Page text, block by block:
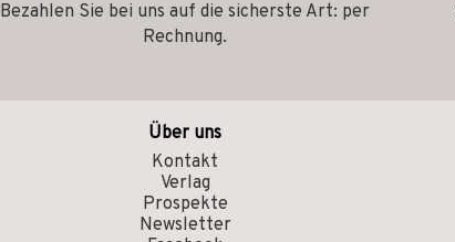
Bezahlen Sie bei uns auf die sicherste Art: per
Rechnung.
Über uns
Kontakt
Verlag
Prospekte
Newsletter